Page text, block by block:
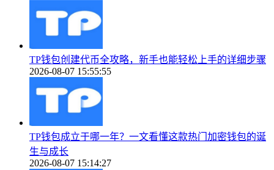
TP钱包创建代币全攻略，新手也能轻松上手的详细步骤
2026-08-07 15:55:55
TP钱包成立于哪一年？一文看懂这款热门加密钱包的诞
生与成长
2026-08-07 15:14:27